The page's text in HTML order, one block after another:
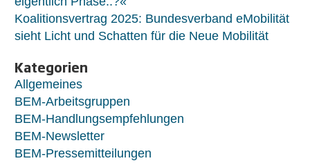
Koalitionsvertrag 2025: Bundesverband eMobilität
sieht Licht und Schatten für die Neue Mobilität
Kategorien
Allgemeines
BEM-Arbeitsgruppen
BEM-Handlungsempfehlungen
BEM-Newsletter
BEM-Pressemitteilungen